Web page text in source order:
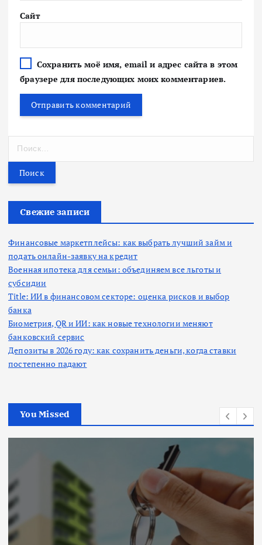
Сайт
Сохранить моё имя, email и адрес сайта в этом
браузере для последующих моих комментариев.
т
Свежие записи
Финансовые маркетплейсы: как выбрать лучший займ и
подать онлайн-заявку на кредит
Военная ипотека для семьи: объединяем все льготы и
субсидии
Title: ИИ в финансовом секторе: оценка рисков и выбор
банка
Биометрия, QR и ИИ: как новые технологии меняют
банковский сервис
Депозиты в 2026 году: как сохранить деньги, когда ставки
постепенно падают
You Missed